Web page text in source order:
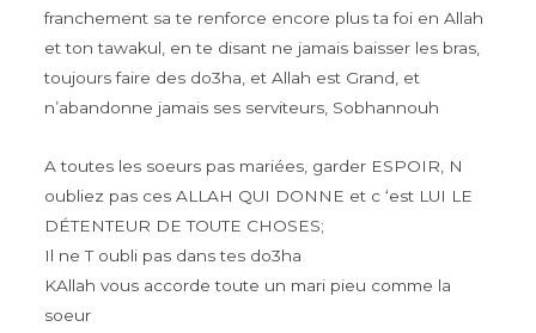
franchement sa te renforce encore plus ta foi en Allah
et ton tawakul, en te disant ne jamais baisser les bras,
toujours faire des do3ha, et Allah est Grand, et
n’abandonne jamais ses serviteurs, Sobhannouh
A toutes les soeurs pas mariées, garder ESPOIR, N
oubliez pas ces ALLAH QUI DONNE et c ‘est LUI LE
DÉTENTEUR DE TOUTE CHOSES;
Il ne T oubli pas dans tes do3ha
KAllah vous accorde toute un mari pieu comme la
soeur